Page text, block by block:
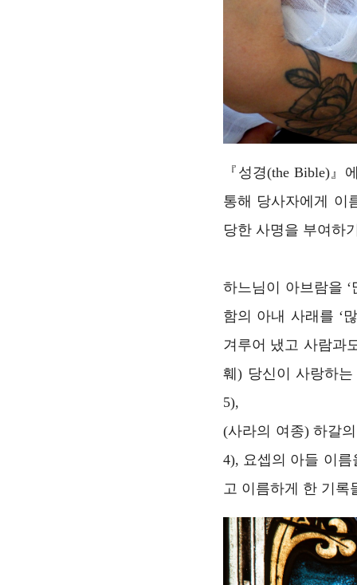
『성경(the Bible)
통해 당사자에게 이
당한 사명을 부여하
하느님이 아브람을
함의 아내 사래를 ‘
겨루어 냈고 사람과
훼) 당신이 사랑하
5),
(사라의 여종) 하갈
4), 요셉의 아들 이
고 이름하게 한 기록